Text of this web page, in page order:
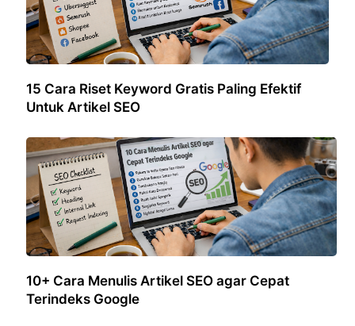
15 Cara Riset Keyword Gratis Paling Efektif
Untuk Artikel SEO
10+ Cara Menulis Artikel SEO agar Cepat
Terindeks Google